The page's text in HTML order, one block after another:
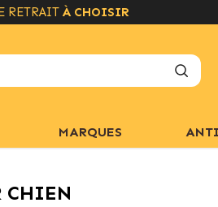
49€+ INFO
MARQUES
CHIEN